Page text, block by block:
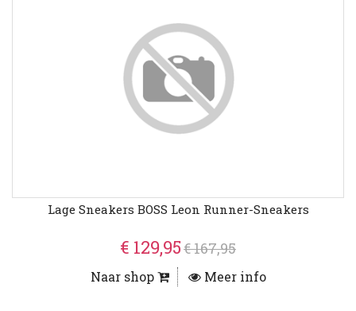
Lage Sneakers BOSS Leon Runner-Sneakers
€ 129,95€ 167,95
Naar shop Meer info